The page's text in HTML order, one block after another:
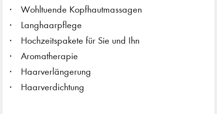
Wohltuende Kopfhautmassagen
Langhaarpflege
Hochzeitspakete für Sie und Ihn
Aromatherapie
Haarverlängerung
Haarverdichtung